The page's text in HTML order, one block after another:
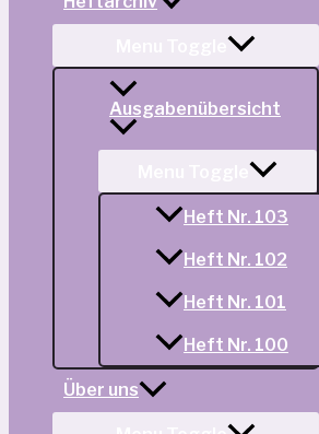
Ausgabenübersicht
Heft Nr. 103
Heft Nr. 102
Heft Nr. 101
Heft Nr. 100
Über uns